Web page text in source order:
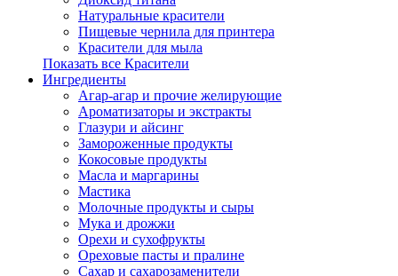
Натуральные красители
Пищевые чернила для принтера
Красители для мыла
Показать все Красители
Ингредиенты
Агар-агар и прочие желирующие
Ароматизаторы и экстракты
Глазури и айсинг
Замороженные продукты
Кокосовые продукты
Масла и маргарины
Мастика
Молочные продукты и сыры
Мука и дрожжи
Орехи и сухофрукты
Ореховые пасты и пралине
Сахар и сахарозаменители